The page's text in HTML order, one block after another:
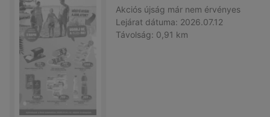
Akciós újság már nem érvényes
Lejárat dátuma: 2026.07.12
Távolság: 0,91 km